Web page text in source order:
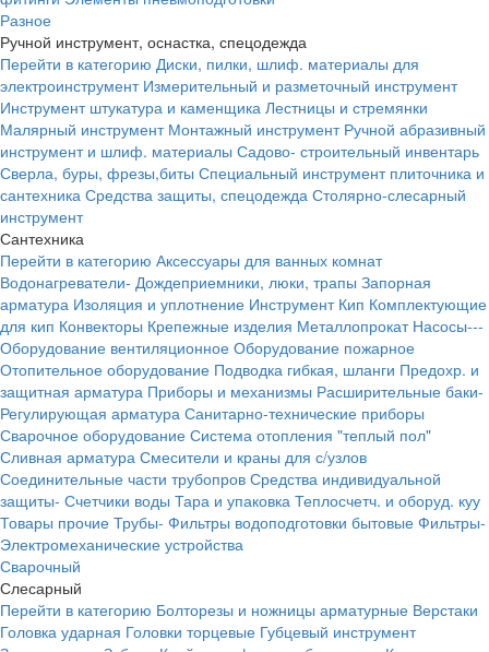
Разное
Ручной инструмент, оснастка, спецодежда
Перейти в категорию Диски, пилки, шлиф. материалы для
электроинструмент Измерительный и разметочный инструмент
Инструмент штукатура и каменщика Лестницы и стремянки
Малярный инструмент Монтажный инструмент Ручной абразивный
инструмент и шлиф. материалы Садово- строительный инвентарь
Сверла, буры, фрезы,биты Специальный инструмент плиточника и
сантехника Средства защиты, спецодежда Столярно-слесарный
инструмент
Сантехника
Перейти в категорию Аксессуары для ванных комнат
Водонагреватели- Дождеприемники, люки, трапы Запорная
арматура Изоляция и уплотнение Инструмент Кип Комплектующие
для кип Конвекторы Крепежные изделия Металлопрокат Насосы---
Оборудование вентиляционное Оборудование пожарное
Отопительное оборудование Подводка гибкая, шланги Предохр. и
защитная арматура Приборы и механизмы Расширительные баки-
Регулирующая арматура Санитарно-технические приборы
Сварочное оборудование Система отопления "теплый пол"
Сливная арматура Смесители и краны для с/узлов
Соединительные части трубопров Средства индивидуальной
защиты- Счетчики воды Тара и упаковка Теплосчетч. и оборуд. куу
Товары прочие Трубы- Фильтры водоподготовки бытовые Фильтры-
Электромеханические устройства
Сварочный
Слесарный
Перейти в категорию Болторезы и ножницы арматурные Верстаки
Головка ударная Головки торцевые Губцевый инструмент